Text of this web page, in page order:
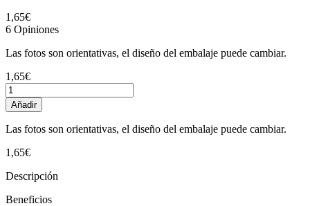
1,65€
6 Opiniones
Las fotos son orientativas, el diseño del embalaje puede cambiar.
1,65€
Añadir
Las fotos son orientativas, el diseño del embalaje puede cambiar.
1,65€
Descripción
Beneficios